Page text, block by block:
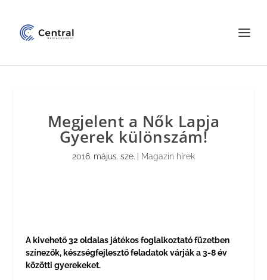
Megjelent a Nők Lapja
Gyerek különszám!
2016. május. sze. Magazin hírek
A kivehető 32 oldalas játékos foglalkoztató füzetben
színezők, készségfejlesztő feladatok várják a 3-8 év
közötti gyerekeket.